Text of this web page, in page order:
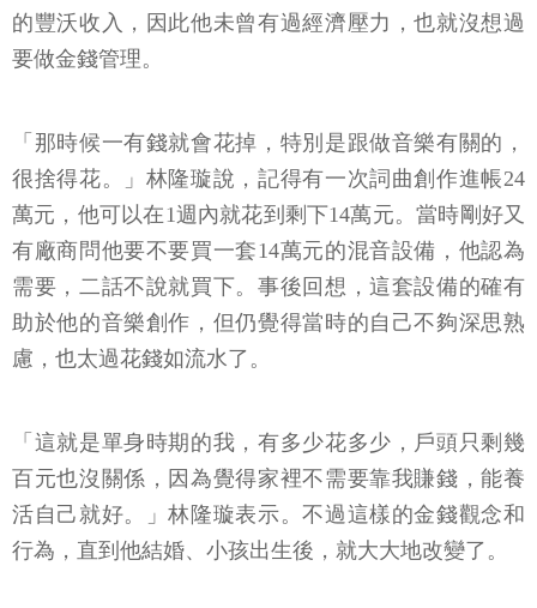
的豐沃收入，因此他未曾有過經濟壓力，也就沒想過
要做金錢管理。
「那時候一有錢就會花掉，特別是跟做音樂有關的，
很捨得花。」林隆璇說，記得有一次詞曲創作進帳24
萬元，他可以在1週內就花到剩下14萬元。當時剛好又
有廠商問他要不要買一套14萬元的混音設備，他認為
需要，二話不說就買下。事後回想，這套設備的確有
助於他的音樂創作，但仍覺得當時的自己不夠深思熟
慮，也太過花錢如流水了。
「這就是單身時期的我，有多少花多少，戶頭只剩幾
百元也沒關係，因為覺得家裡不需要靠我賺錢，能養
活自己就好。」林隆璇表示。不過這樣的金錢觀念和
行為，直到他結婚、小孩出生後，就大大地改變了。